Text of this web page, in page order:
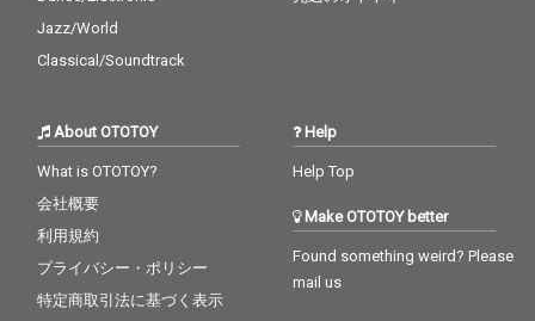
Jazz/World
Classical/Soundtrack
About OTOTOY
What is OTOTOY?
会社概要
利用規約
プライバシー・ポリシー
特定商取引法に基づく表示
Help
Help Top
Make OTOTOY better
Found something weird? Please
mail us